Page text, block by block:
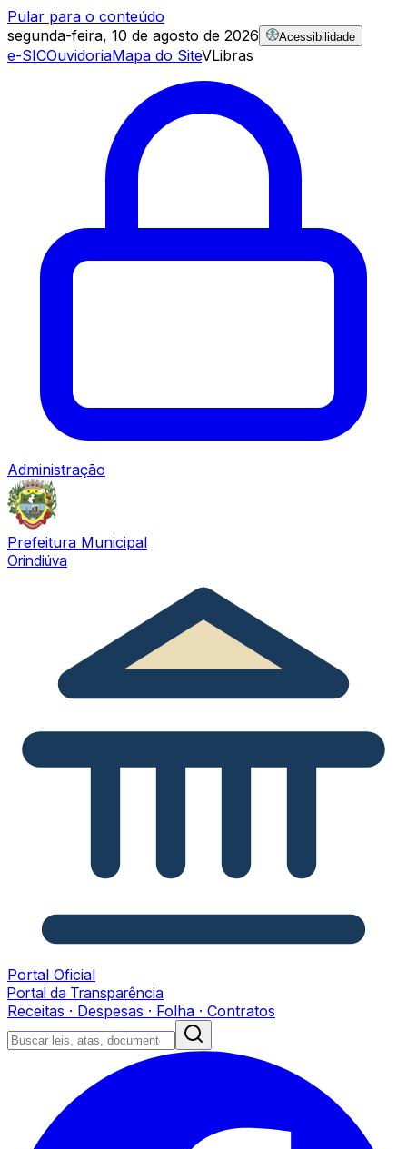
Pular para o conteúdo
segunda-feira, 10 de agosto de 2026
Acessibilidade
e-SICOuvidoriaMapa do SiteVLibras
Administração
Prefeitura Municipal
Orindiúva
Portal Oficial
Portal da Transparência
Receitas · Despesas · Folha · Contratos